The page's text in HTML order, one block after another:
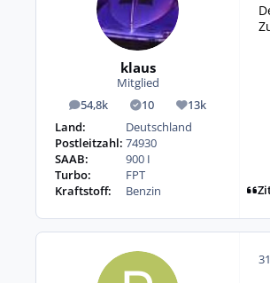
klaus
Mitglied
54,8k
Beiträge 10
Lösungen13k
Reputation
Land:
Deutschland
Postleitzahl: 74930
SAAB:
900 I
Turbo:
FPT
Kraftstoff:
Benzin